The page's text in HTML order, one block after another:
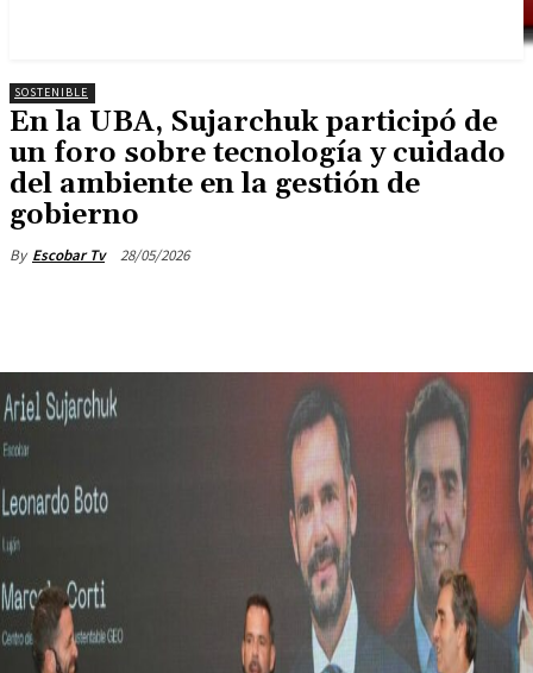
SOSTENIBLE
En la UBA, Sujarchuk participó de
un foro sobre tecnología y cuidado
del ambiente en la gestión de
gobierno
By Escobar Tv 28/05/2026